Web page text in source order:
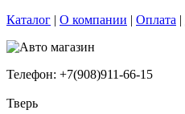
Каталог | О компании | Оплата |
Телефон: +7(908)911-66-15
Тверь